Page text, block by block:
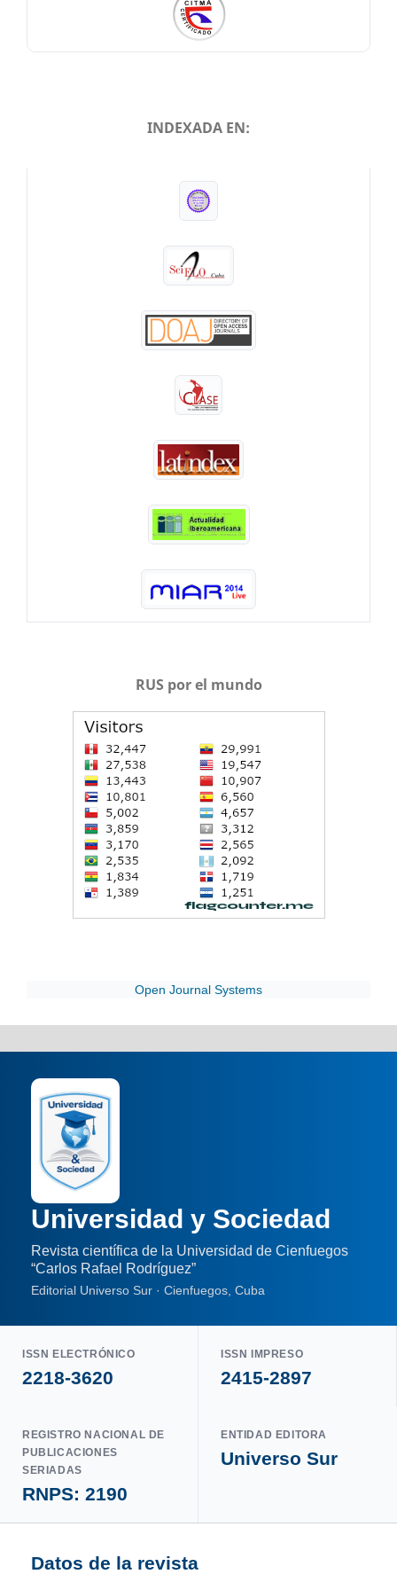
INDEXADA EN:
RUS por el mundo
Open Journal Systems
Universidad y Sociedad
Revista científica de la Universidad de Cienfuegos
“Carlos Rafael Rodríguez”
Editorial Universo Sur · Cienfuegos, Cuba
ISSN ELECTRÓNICO
2218-3620
ISSN IMPRESO
2415-2897
REGISTRO NACIONAL DE
PUBLICACIONES
SERIADAS
RNPS: 2190
ENTIDAD EDITORA
Universo Sur
Datos de la revista